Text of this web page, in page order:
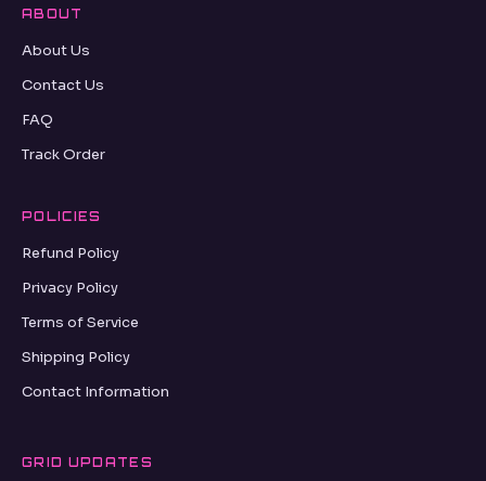
ABOUT
About Us
Contact Us
FAQ
Track Order
POLICIES
Refund Policy
Privacy Policy
Terms of Service
Shipping Policy
Contact Information
GRID UPDATES